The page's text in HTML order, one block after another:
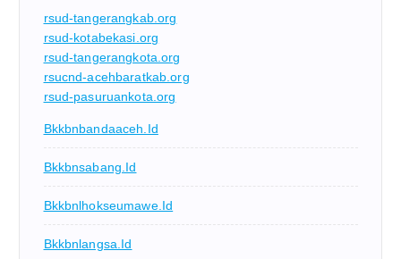
rsud-tangerangkab.org
rsud-kotabekasi.org
rsud-tangerangkota.org
rsucnd-acehbaratkab.org
rsud-pasuruankota.org
Bkkbnbandaaceh.id
Bkkbnsabang.id
Bkkbnlhokseumawe.id
Bkkbnlangsa.id